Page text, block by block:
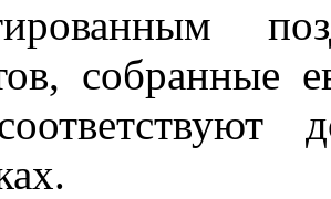
собранные